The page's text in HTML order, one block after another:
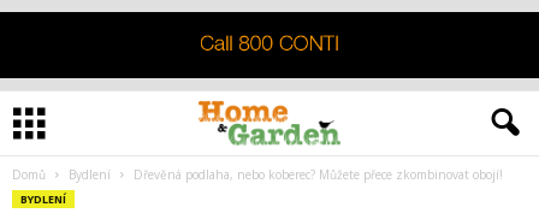
Domů Bydlení Dřevěná podlaha, nebo koberec? Můžete přece zkombinovat obojí!
BYDLENÍ